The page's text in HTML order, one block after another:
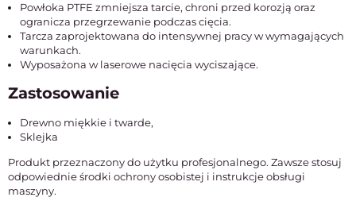
Powłoka PTFE zmniejsza tarcie, chroni przed korozją oraz
ogranicza przegrzewanie podczas cięcia.
Tarcza zaprojektowana do intensywnej pracy w wymagających
warunkach.
Wyposażona w laserowe nacięcia wyciszające.
Zastosowanie
Drewno miękkie i twarde,
Sklejka
Produkt przeznaczony do użytku profesjonalnego. Zawsze stosuj
odpowiednie środki ochrony osobistej i instrukcje obsługi
maszyny.